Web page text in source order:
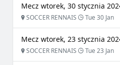
Mecz wtorek, 30 stycznia
SOCCER RENNAIS Tue 30 Jan
Mecz wtorek, 23 stycznia
SOCCER RENNAIS Tue 23 Jan